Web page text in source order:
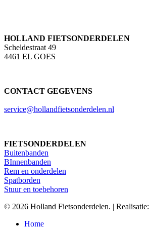
HOLLAND FIETSONDERDELEN
Scheldestraat 49
4461 EL GOES
CONTACT GEGEVENS
service@hollandfietsonderdelen.nl
FIETSONDERDELEN
Buitenbanden
BInnenbanden
Rem en onderdelen
Spatborden
Stuur en toebehoren
© 2026 Holland Fietsonderdelen. | Realisatie:
Close
Home